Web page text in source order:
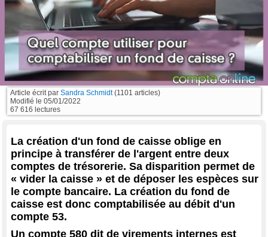
Article écrit par Sandra Schmidt(1101 articles)
Modifié le 05/01/2022
67 616 lectures
La création d'un fond de caisse oblige en
principe à transférer de l'argent entre deux
comptes de trésorerie. Sa disparition permet de
« vider la caisse » et de déposer les espèces sur
le compte bancaire. La création du fond de
caisse est donc comptabilisée au débit d'un
compte 53.
Un compte 580 dit de virements internes est